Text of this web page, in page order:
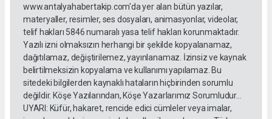
www.antalyahabertakip.com'da yer alan bütün yazılar,
materyaller, resimler, ses dosyaları, animasyonlar, videolar,
telif hakları 5846 numaralı yasa telif hakları korunmaktadır.
Yazılı izni olmaksızın herhangi bir şekilde kopyalanamaz,
dağıtılamaz, değiştirilemez, yayınlanamaz. İzinsiz ve kaynak
belirtilmeksizin kopyalama ve kullanımı yapılamaz. Bu
sitedeki bilgilerden kaynaklı hataların hiçbirinden sorumlu
değildir. Köşe Yazılarından, Köşe Yazarlarımız Sorumludur...
UYARI: Küfür, hakaret, rencide edici cümleler veya imalar,